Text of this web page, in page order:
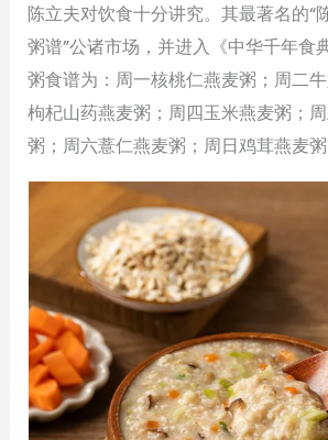
陈立夫对饮食十分讲究。其最著名的“
粥谱”公诸市场，并进入《中华千年食
粥食谱为：周一核桃仁燕麦粥；周二
枸杞山药燕麦粥；周四玉米燕麦粥；
粥；周六薏仁燕麦粥；周日鸡茸燕麦粥